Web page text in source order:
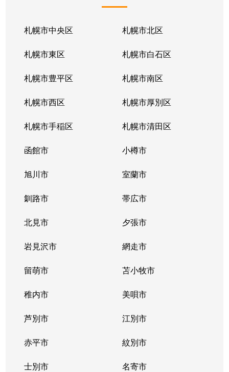
札幌市中央区 札幌市北区
札幌市東区 札幌市白石区
札幌市豊平区 札幌市南区
札幌市西区 札幌市厚別区
札幌市手稲区 札幌市清田区
函館市 小樽市
旭川市 室蘭市
釧路市 帯広市
北見市 夕張市
岩見沢市 網走市
留萌市 苫小牧市
稚内市 美唄市
芦別市 江別市
赤平市 紋別市
士別市 名寄市